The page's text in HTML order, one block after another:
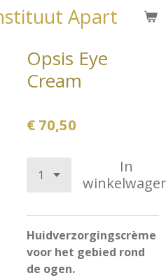
Apart
Opsis Eye
Cream
€ 70,50
In
Huidverzorgingscrème
voor het gebied rond
de ogen.